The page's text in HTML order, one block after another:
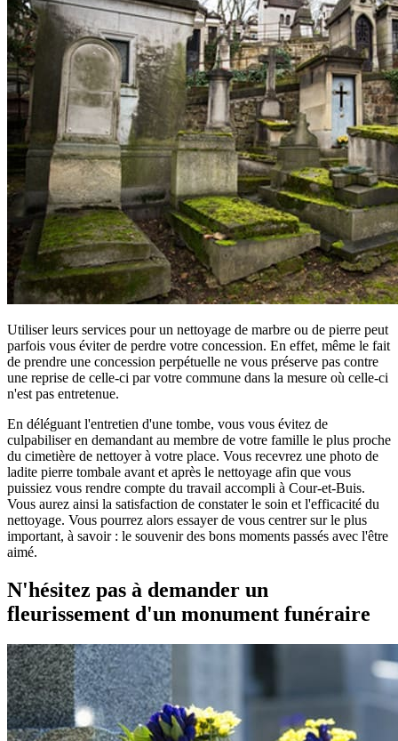
Utiliser leurs services pour un nettoyage de marbre ou de pierre peut
parfois vous éviter de perdre votre concession. En effet, même le fait
de prendre une concession perpétuelle ne vous préserve pas contre
une reprise de celle-ci par votre commune dans la mesure où celle-ci
n'est pas entretenue.
En déléguant l'entretien d'une tombe, vous vous évitez de
culpabiliser en demandant au membre de votre famille le plus proche
du cimetière de nettoyer à votre place. Vous recevrez une photo de
ladite pierre tombale avant et après le nettoyage afin que vous
puissiez vous rendre compte du travail accompli à Cour-et-Buis.
Vous aurez ainsi la satisfaction de constater le soin et l'efficacité du
nettoyage. Vous pourrez alors essayer de vous centrer sur le plus
important, à savoir : le souvenir des bons moments passés avec l'être
aimé.
N'hésitez pas à demander un
fleurissement d'un monument funéraire